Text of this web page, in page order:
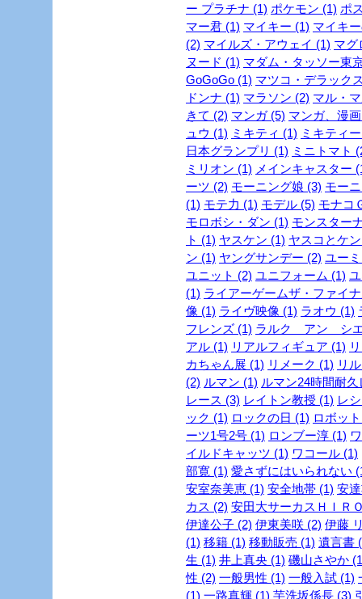
ー プラチナ (1) ポケモン (1) ポ
マー君 (1) マイキー (1) マイキ
(2) マイルズ・アウェイ (1) マグ
ヌード (1) マダム・タッソー東
GoGoGo (1) マツコ・デラック
ドンナ (1) マラソン (2) マル・
きて (2) マンガ (5) マンガ、漫
ュウ (1) ミキティ (1) ミキティ
日本グランプリ (1) ミニトマト
ミリオン (1) メインキャスター
ーツ (2) モーニング娘 (3) モー
(1) モテ力 (1) モデル (5) モナコ
モロボシ・ダン (1) モンスター
ト (1) ヤスケン (1) ヤスコとケ
ン (1) ヤングサンデー (2) ユー
ユニット (2) ユニフォーム (1)
(1) ライアーゲームザ・ファイ
像 (1) ライヴ映像 (1) ラオウ (1)
フレンズ (1) ラルク アン シ
アル (1) リアルフィギュア (1)
カちゃん展 (1) リメーク (1) リ
(2) ルマン (1) ルマン24時間耐
レース (3) レイトン教授 (1) レ
ック (1) ロックの日 (1) ロボッ
ーツ1号2号 (1) ロンブー淳 (1)
イルドキャッツ (1) ワコール (1)
部寛 (1) 愛さずにはいられない
安室奈美恵 (1) 安全地帯 (1) 安
カス (2) 安田大サーカスＨＩＲ
伊達公子 (2) 伊東美咲 (2) 伊藤
(1) 移籍 (1) 移動販売 (1) 遺言書
生 (1) 井上真央 (1) 磯山さやか
性 (2) 一般男性 (1) 一般入試 (1)
(1) 一路真輝 (1) 芋洗坂係長 (3)